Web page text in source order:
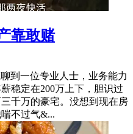
靠敢赌
到一位专业人士，业务能力
稳定在200万上下，胆识过
千万的豪宅。没想到现在房
不过气&...